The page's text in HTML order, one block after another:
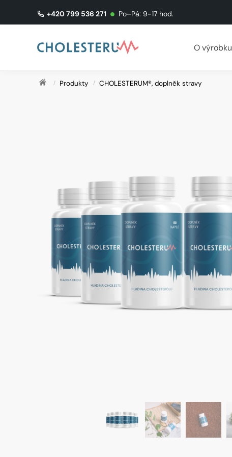
+420 799 536 271 Po–Pá: 9-17 hod.
O výrobku
Domů
/ Produkty / CHOLESTERUM®, doplněk stravy